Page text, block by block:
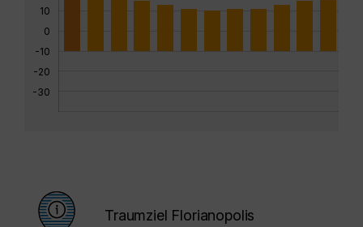
10
0
-10
-20
-30
Traumziel Florianopolis